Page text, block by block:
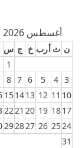
أغسطس 2026
ن ث أرب خ ج س
1
3
4
5
6
7
8
10
11
12
13
14
15
17
18
19
20
21
22
24
25
26
27
28
29
31